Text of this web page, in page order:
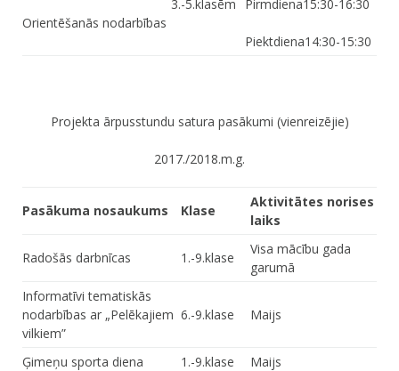
Orientēšanās nodarbības
3.-5.klasēm Pirmdiena15:30-16:30
Piektdiena14:30-15:30
Projekta ārpusstundu satura pasākumi (vienreizējie)
2017./2018.m.g.
Pasākuma nosaukums Klase
Aktivitātes norises
laiks
Radošās darbnīcas 1.-9.klase
Visa mācību gada
garumā
Informatīvi tematiskās
nodarbības ar „Pelēkajiem
vilkiem”
6.-9.klase Maijs
Ģimeņu sporta diena 1.-9.klase
Maijs